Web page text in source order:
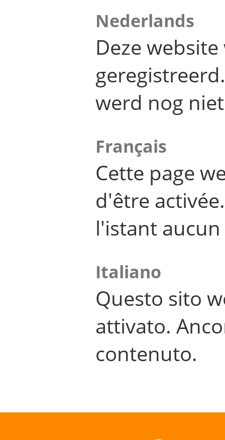
Nederlands
Deze
werd nog
Français
Cette page
d'être
l'istant
Italiano
Questo sito
attivato.
contenuto.